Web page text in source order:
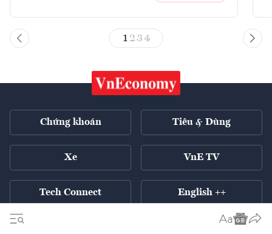
1 23 4
Chứng khoán Tiêu & Dùng
Xe VnE TV
Tech Connect English ++